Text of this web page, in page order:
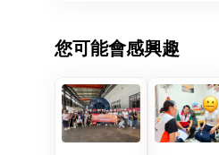
您可能會感興趣